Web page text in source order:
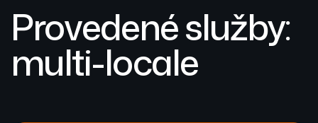
Provedené služby:
multi-locale